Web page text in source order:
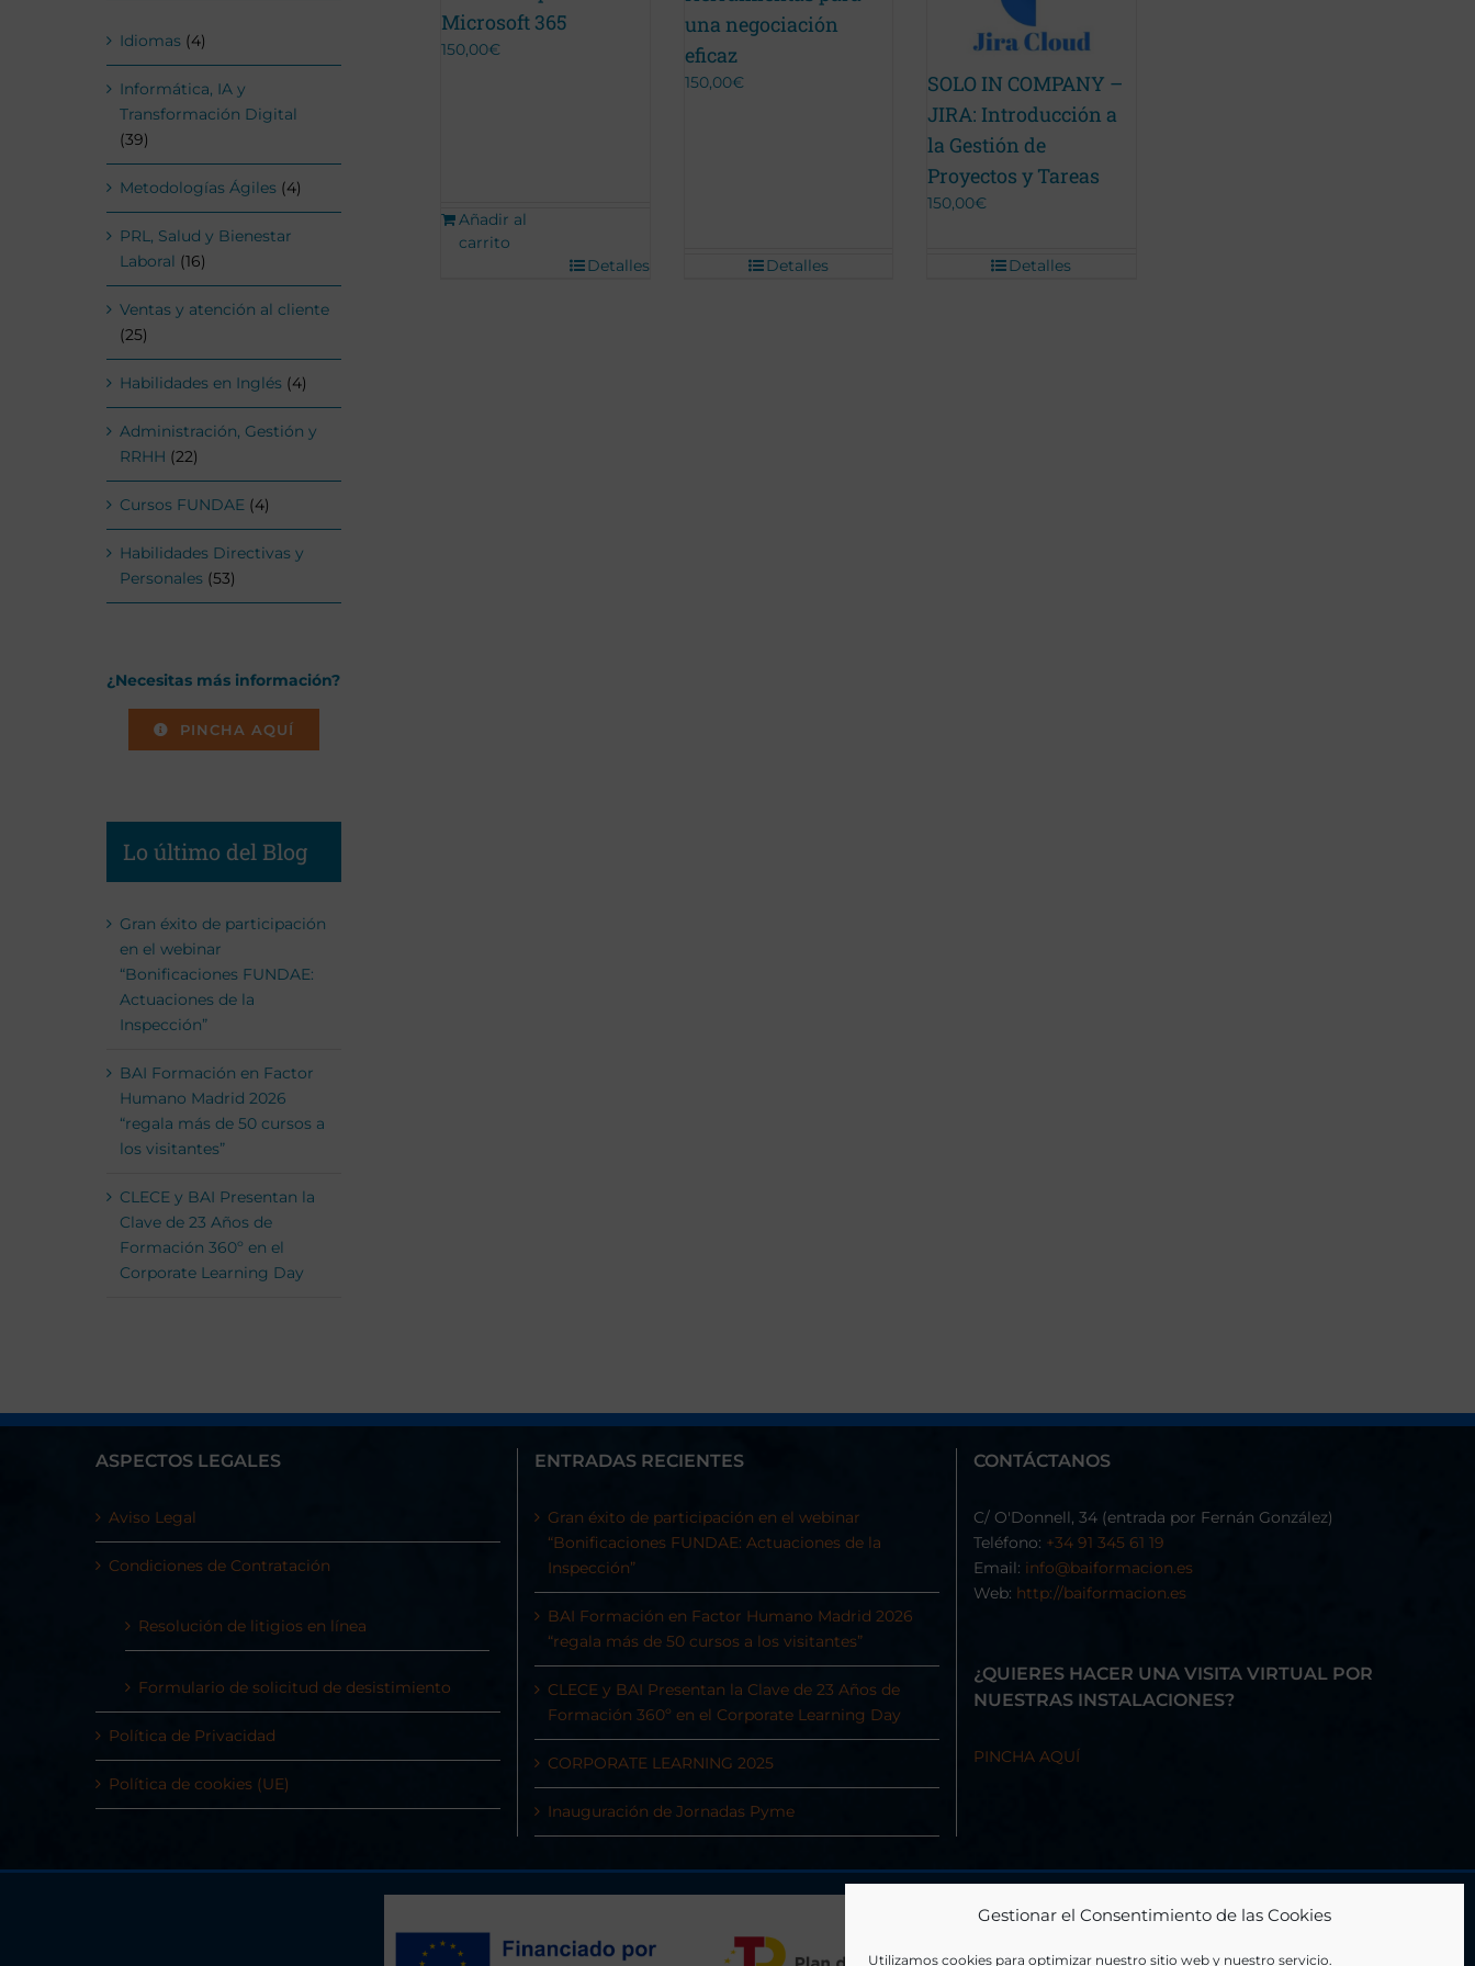
Gestionar el Consentimiento de las Cookies
Utilizamos cookies para optimizar nuestro sitio web y nuestro servicio.
Microsoft 365
150,00€
Añadir al
carrito
Detalles
una negociación
eficaz
150,00€
Detalles
SOLO IN COMPANY –
JIRA: Introducción a
la Gestión de
Proyectos y Tareas
150,00€
Detalles
Idiomas (4)
Informática, IA y
Transformación Digital
(39)
Metodologías Ágiles (4)
PRL, Salud y Bienestar
Laboral (16)
Ventas y atención al cliente
(25)
Habilidades en Inglés (4)
Administración, Gestión y
RRHH (22)
Cursos FUNDAE (4)
Habilidades Directivas y
Personales (53)
¿Necesitas más información?
PINCHA AQUÍ
Lo último del Blog
Gran éxito de participación
en el webinar
“Bonificaciones FUNDAE:
Actuaciones de la
Inspección”
BAI Formación en Factor
Humano Madrid 2026
“regala más de 50 cursos a
los visitantes”
CLECE y BAI Presentan la
Clave de 23 Años de
Formación 360º en el
Corporate Learning Day
ASPECTOS LEGALES
Aviso Legal
Condiciones de Contratación
Resolución de litigios en línea
Formulario de solicitud de desistimiento
Política de Privacidad
Política de cookies (UE)
ENTRADAS RECIENTES
Gran éxito de participación en el webinar
“Bonificaciones FUNDAE: Actuaciones de la
Inspección”
BAI Formación en Factor Humano Madrid 2026
“regala más de 50 cursos a los visitantes”
CLECE y BAI Presentan la Clave de 23 Años de
Formación 360º en el Corporate Learning Day
CORPORATE LEARNING 2025
Inauguración de Jornadas Pyme
CONTÁCTANOS
C/ O'Donnell, 34 (entrada por Fernán González)
Teléfono: +34 91 345 61 19
Email: info@baiformacion.es
Web: http://baiformacion.es
¿QUIERES HACER UNA VISITA VIRTUAL POR
NUESTRAS INSTALACIONES?
PINCHA AQUÍ